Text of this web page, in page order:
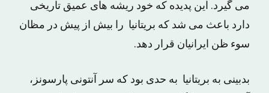
می گیرد. این پدیده که خود ریشه های عمیق تاریخی
دارد باعث می شد که بریتانیا را بیش از پیش در مظان
سوء ظن ایرانیان قرار دهد.
بدبینی به بریتانیا به حدی بود که سر آنتونی پارسونز،